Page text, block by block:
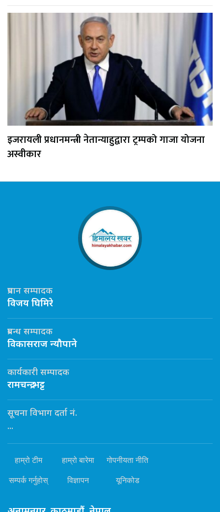
इजरायली प्रधानमन्त्री नेतान्याहुद्वारा ट्रम्पको गाजा योजना
अस्वीकार
प्रधान सम्पादक
विजय घिमिरे
प्रबन्ध सम्पादक
विकासराज न्यौपाने
कार्यकारी सम्पादक
रामचन्द्र भट्ट
सूचना विभाग दर्ता नं.
...
हाम्रो टीम हाम्रो बारेमा गोपनीयता नीति
सम्पर्क गर्नुहोस् विज्ञापन यूनिकोड